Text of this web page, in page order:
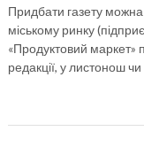
Придбати газету можна
міському ринку
«Продуктовий маркет»
редакції, у листонош чи